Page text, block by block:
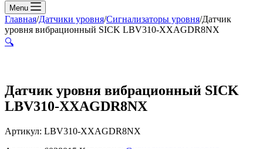
Menu
Главная/Датчики уровня/Сигнализаторы уровня/Датчик
уровня вибрационный SICK LBV310-XXAGDR8NX
🔍
Датчик уровня вибрационный SICK
LBV310-XXAGDR8NX
Артикул: LBV310-XXAGDR8NX